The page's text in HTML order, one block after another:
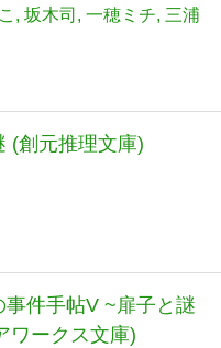
坂木司 一穂ミチ 三浦
(創元推理文庫)
事件手帖V ~扉子と謎
ワークス文庫)